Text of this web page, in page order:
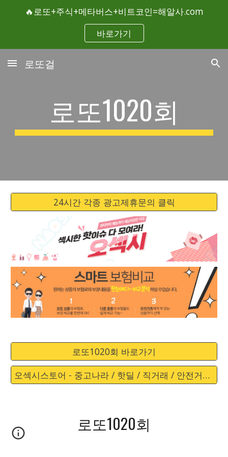
Skip to main content Skip to navigation
🔥로또+주식+메타버스+비트코인=해알사.com
바로가기
로또걸
로또1020회
24시간 각종 광고제휴문의 클릭
로또1020회 바로가기
오섹시스토어 - 중고나라 / 핫딜 / 직거래 / 안전거래 바로가기
로또1020회